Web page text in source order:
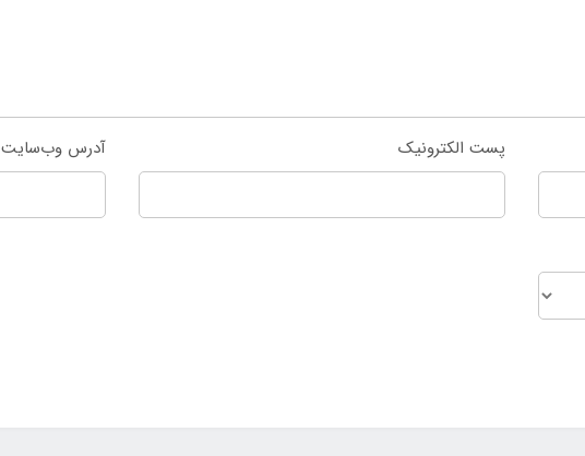
پست الکترونیک آدرس وب‌سایت